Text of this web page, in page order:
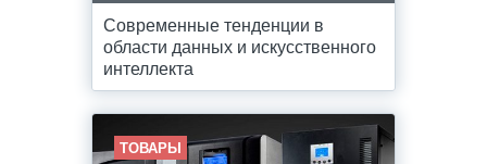
Современные тенденции в
области данных и искусственного
интеллекта
ТОВАРЫ